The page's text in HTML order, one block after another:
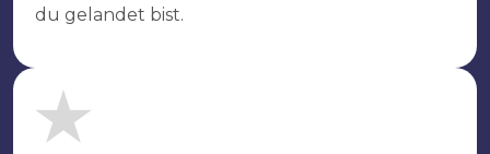
du gelandet bist.